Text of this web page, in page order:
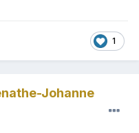
1
Johanne